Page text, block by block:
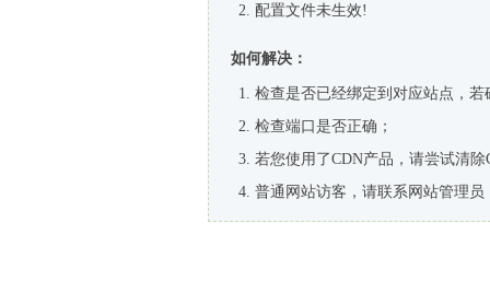
配置文件未生效!
如何解决：
检查是否已经绑定到对应站点，
检查端口是否正确；
若您使用了CDN产品，请尝试清除
普通网站访客，请联系网站管理员